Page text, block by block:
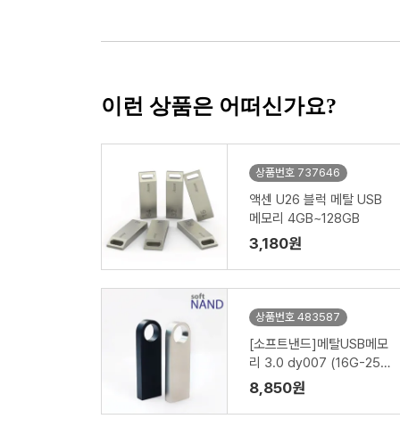
이런 상품은 어떠신가요?
상품번호 737646
액센 U26 블럭 메탈 USB
메모리 4GB~128GB
3,180원
상품번호 483587
[소프트낸드]메탈USB메모
리 3.0 dy007 (16G-256
G)
8,850원